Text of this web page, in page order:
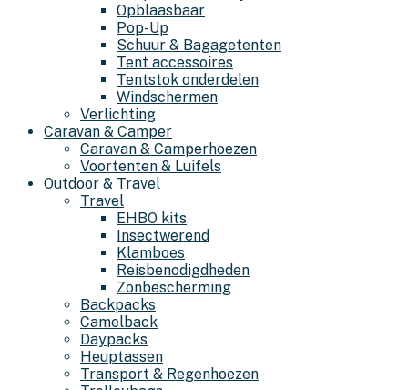
Opblaasbaar
Pop-Up
Schuur & Bagagetenten
Tent accessoires
Tentstok onderdelen
Windschermen
Verlichting
Caravan & Camper
Caravan & Camperhoezen
Voortenten & Luifels
Outdoor & Travel
Travel
EHBO kits
Insectwerend
Klamboes
Reisbenodigdheden
Zonbescherming
Backpacks
Camelback
Daypacks
Heuptassen
Transport & Regenhoezen